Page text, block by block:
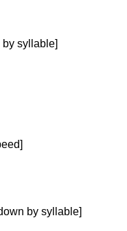
syllable]
by syllable]